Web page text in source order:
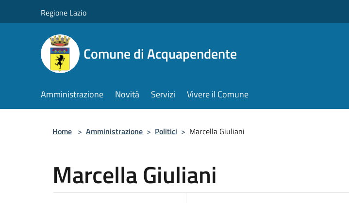
Regione Lazio
Comune di Acquapendente
Amministrazione Novità Servizi Vivere il Comune
Home > Amministrazione > Politici > Marcella Giuliani
Marcella Giuliani